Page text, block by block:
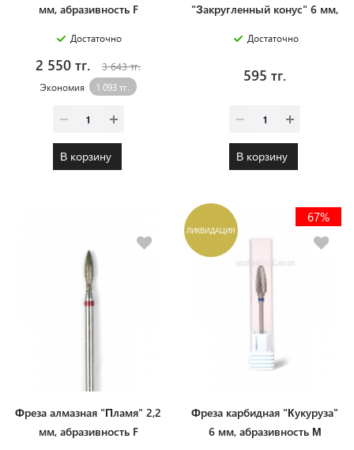
мм, абразивность F
Достаточно
2 550 тг. 3 643 тг.
Экономия 1 093 тг.
В корзину
"Закругленный конуc" 6 мм,
Достаточно
595 тг.
В корзину
Фреза алмазная "Пламя" 2,2
мм, абразивность F
ЛИКВИДАЦИЯ
67%
Фреза карбидная "Кукуруза"
6 мм, абразивность М